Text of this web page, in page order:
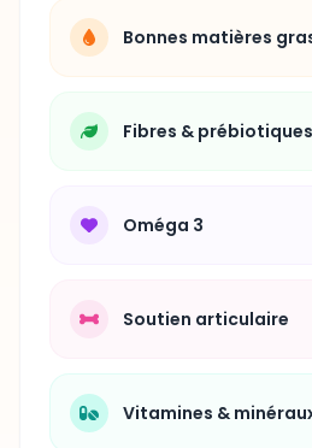
Bonnes matières
Fibres & prébiotiques
Oméga 3
Soutien articulaire
Vitamines &